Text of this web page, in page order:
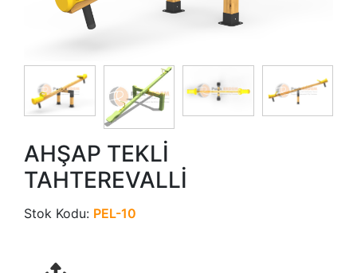
AHŞAP TEKLİ
TAHTEREVALLİ
Stok Kodu: PEL-10